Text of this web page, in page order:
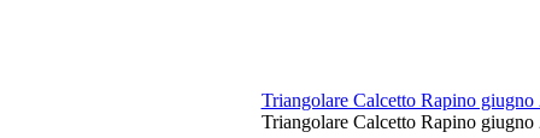
Triangolare Calcetto Rapino giugno
Triangolare Calcetto Rapino giugno